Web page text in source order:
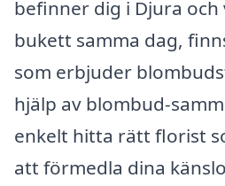
befinner dig i Djura och
bukett samma dag,
som erbjuder
hjälp av blombud-
enkelt hitta rätt florist
att förmedla dina